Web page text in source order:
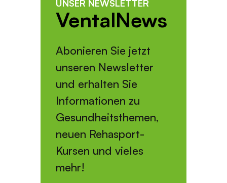
UNSER NEWSLETTER
VentalNews
Abonieren Sie jetzt
unseren Newsletter
und erhalten Sie
Informationen zu
Gesundheitsthemen,
neuen Rehasport-
Kursen und vieles
mehr!